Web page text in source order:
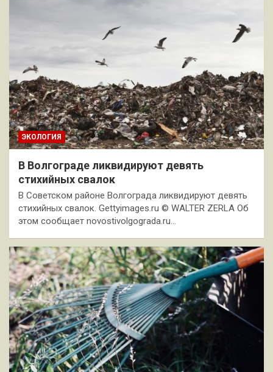
ЭКОЛОГИЯ
В Волгограде ликвидируют девять
стихийных свалок
В Советском районе Волгограда ликвидируют девять
стихийных свалок. Gettyimages.ru © WALTER ZERLA Об
этом сообщает novostivolgograda.ru…